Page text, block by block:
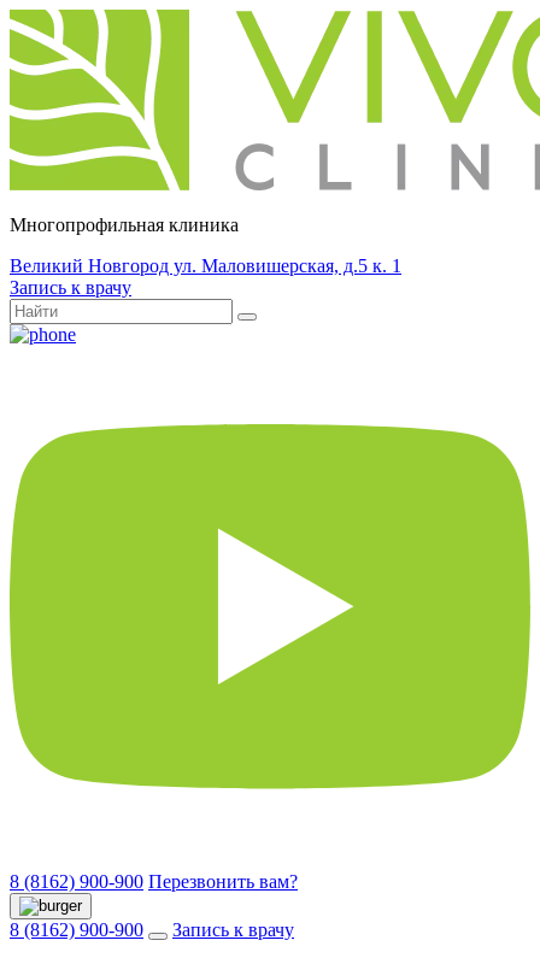
Многопрофильная клиника
Великий Новгород ул. Маловишерская, д.5 к. 1
Запись к врачу
8 (8162) 900-900 Перезвонить вам?
8 (8162) 900-900
Запись к врачу